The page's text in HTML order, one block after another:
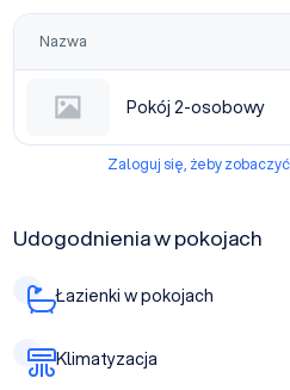
Nazwa
Pokój 2-osobowy
Zaloguj się, żeby
Udogodnienia w pokojach
Łazienki w pokojach
Klimatyzacja